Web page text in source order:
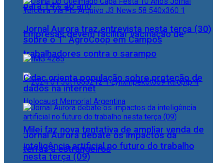
para 14% ao ano
Empresas devem facilitar vacinação de
trabalhadores contra o sarampo
Milei faz nova tentativa de ampliar venda de
terras a estrangeiros
Jornal Aurora traz entrevista nesta terça (30)
sobre o 1° AgroCoop em Campos
Cidac orienta população sobre proteção de
dados na internet
Jornal Aurora debate os impactos da
inteligência artificial no futuro do trabalho
nesta terça (09)